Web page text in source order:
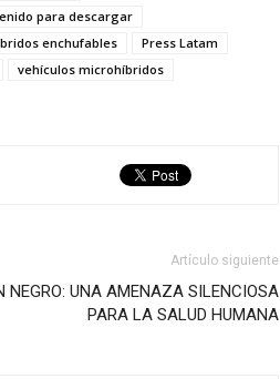
para descargar
enchufables
Press Latam
vehículos microhíbridos
Artículo siguiente
NEGRO: UNA AMENAZA SILENCIOSA
PARA LA SALUD HUMANA